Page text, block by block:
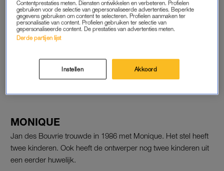
wit gekleed. Naast het ontwerpen van meubels, lampen,
raamdecoraties en behang, was Des Bouvrie ook een tijdlang
presentator van het programmaTv Woonmagazine
glamourfeestjes en gala’s. In 2009 werd Des Bouvrie benoemd
tot Ridder in de Orde van de Nederlandse Leeuw, de hoogste
MONIQUE
Jan des Bouvrie trouwde in 1986 met Monique. Het stel heeft
twee kinderen. Ook heeft de ontwerper nog twee kinderen uit
een eerder huwelijk.
Contentprestaties meten. Diensten ontwikkelen en verbeteren. Profielen
gebruiken voor de selectie van gepersonaliseerde advertenties. Beperkte
gegevens gebruiken om content te selecteren. Profielen aanmaken ter
personalisatie van content. Profielen gebruiken ter selectie van
gepersonaliseerde content. De prestaties van advertenties meten.
Derde partijen lijst
Instellen Akkoord